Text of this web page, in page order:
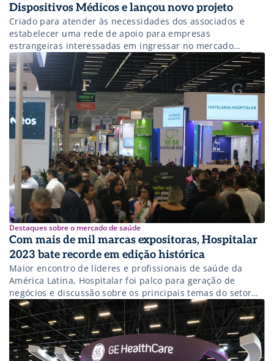
Dispositivos Médicos e lançou novo projeto
Criado para atender às necessidades dos associados e
estabelecer uma rede de apoio para empresas
estrangeiras interessadas em ingressar no mercado
brasileiro, o Conexões ABRAIDI contou com a participação
de mais de 200 empresas durante a Hospitalar
Destaques sobre o mercado de saúde
Com mais de mil marcas expositoras, Hospitalar
2023 bate recorde em edição histórica
Maior encontro de líderes e profissionais de saúde da
América Latina, Hospitalar foi palco para geração de
negócios e discussão sobre os principais temas do setor
de saúde.